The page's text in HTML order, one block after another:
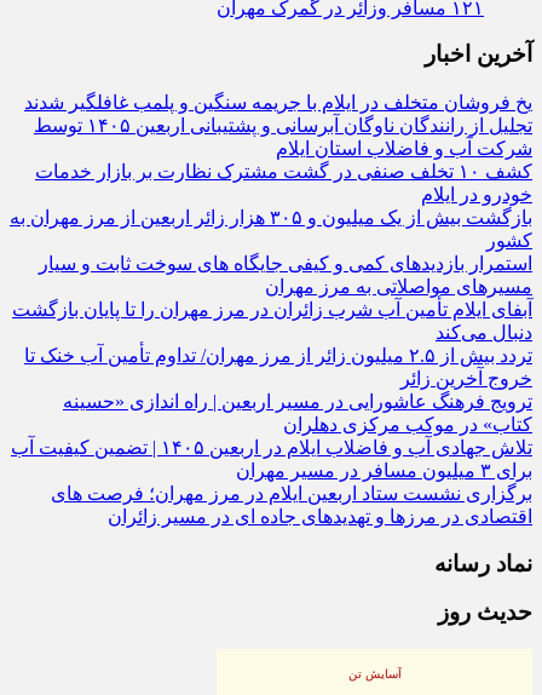
یخ‌ فروشان متخلف در ایلام با جریمه سنگین و پلمب غافلگیر شدند
شرکت آب و فاضلاب استان ایلام
کشف ۱۰ تخلف صنفی در گشت مشترک نظارت بر بازار خدمات
خودرو در ایلام
کشور
استمرار بازدیدهای کمی و کیفی جایگاه‌ های سوخت ثابت و سیار
مسیرهای مواصلاتی به مرز مهران
آبفای ایلام تأمین آب شرب زائران در مرز مهران را تا پایان بازگشت
دنبال می‌کند
تردد بیش از ۲.۵ میلیون زائر از مرز مهران/ تداوم تأمین آب خنک تا
خروج آخرین زائر
ترویج فرهنگ عاشورایی در مسیر اربعین | راه‌ اندازی «حسینه
کتاب» در موکب مرکزی دهلران
برای ۳ میلیون مسافر در مسیر مهران
برگزاری نشست ستاد اربعین ایلام در مرز مهران؛ فرصت‌ های
نماد رسانه